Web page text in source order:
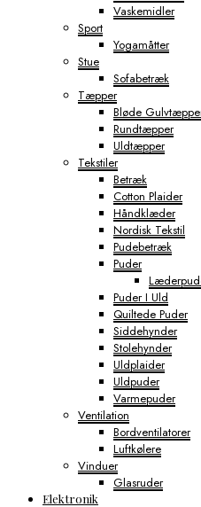
Vaskemidler
Sport
Yogamåtter
Stue
Sofabetræk
Tæpper
Bløde
Rundtæpper
Uldtæpper
Tekstiler
Betræk
Cotton Plaider
Håndklæder
Nordisk Tekstil
Pudebetræk
Puder
Puder I Uld
Quiltede Puder
Siddehynder
Stolehynder
Uldplaider
Uldpuder
Varmepuder
Ventilation
Bordventilatorer
Luftkølere
Vinduer
Glasruder
Elektronik